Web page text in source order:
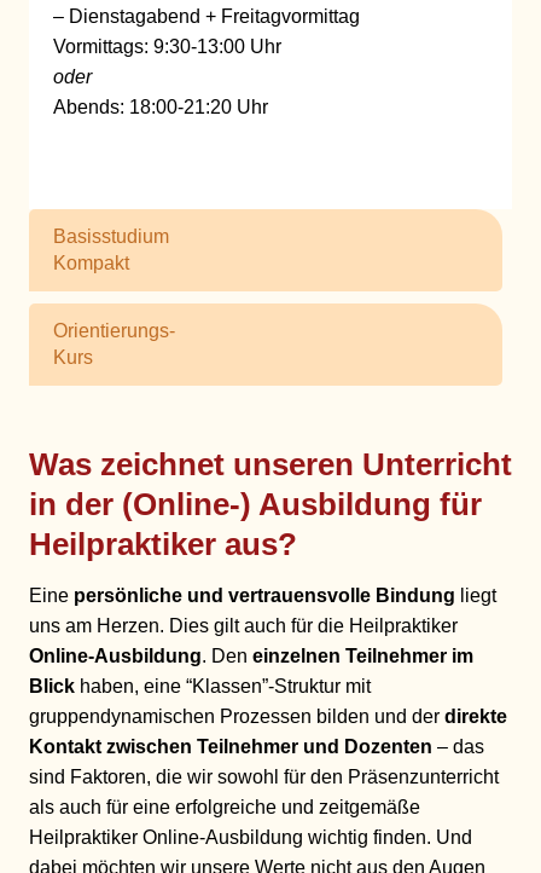
– Dienstagabend + Freitagvormittag
Vormittags: 9:30-13:00 Uhr
oder
Abends: 18:00-21:20 Uhr
Basisstudium
Kompakt
Orientierungs-
Kurs
Was zeichnet unseren Unterricht
in der (Online-) Ausbildung für
Heilpraktiker aus?
Eine persönliche und vertrauensvolle Bindung liegt
uns am Herzen. Dies gilt auch für die Heilpraktiker
Online-Ausbildung. Den einzelnen Teilnehmer im
Blick haben, eine “Klassen”-Struktur mit
gruppendynamischen Prozessen bilden und der direkte
Kontakt zwischen Teilnehmer und Dozenten – das
sind Faktoren, die wir sowohl für den Präsenzunterricht
als auch für eine erfolgreiche und zeitgemäße
Heilpraktiker Online-Ausbildung wichtig finden. Und
dabei möchten wir unsere Werte nicht aus den Augen